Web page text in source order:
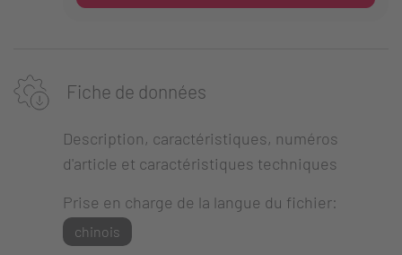
Fiche de données
Description, caractéristiques, numéros
d'article et caractéristiques techniques
Prise en charge de la langue du fichier:
chinois